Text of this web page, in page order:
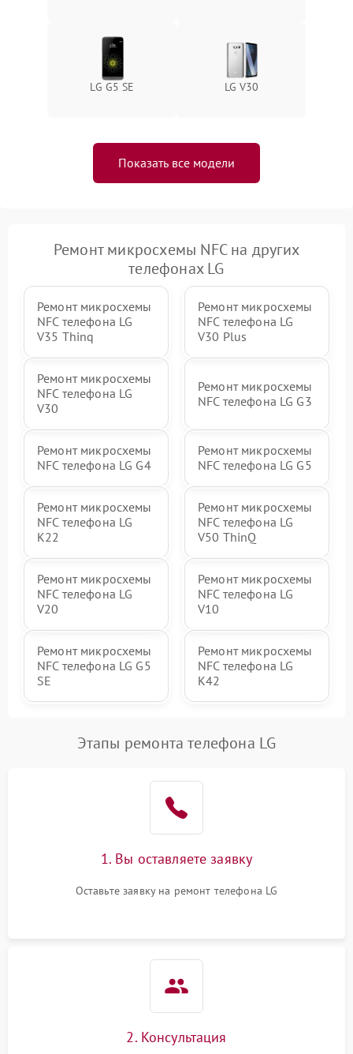
LG G5 SE LG V30
Показать все модели
Ремонт микросхемы NFC на других
телефонах LG
Ремонт микросхемы
NFC телефона LG
V35 Thinq
Ремонт микросхемы
NFC телефона LG
V30 Plus
Ремонт микросхемы
NFC телефона LG
V30
Ремонт микросхемы
NFC телефона LG G3
Ремонт микросхемы
NFC телефона LG G4
Ремонт микросхемы
NFC телефона LG G5
Ремонт микросхемы
NFC телефона LG
K22
Ремонт микросхемы
NFC телефона LG
V50 ThinQ
Ремонт микросхемы
NFC телефона LG
V20
Ремонт микросхемы
NFC телефона LG
V10
Ремонт микросхемы
NFC телефона LG G5
SE
Ремонт микросхемы
NFC телефона LG
K42
Этапы ремонта телефона LG
1. Вы оставляете заявку
Оставьте заявку на ремонт телефона LG
2. Консультация